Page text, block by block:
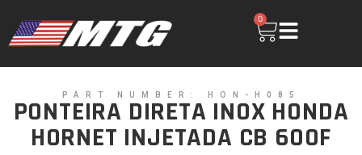
0
PART NUMBER: HON-H085
PONTEIRA DIRETA INOX HONDA
HORNET INJETADA CB 600F